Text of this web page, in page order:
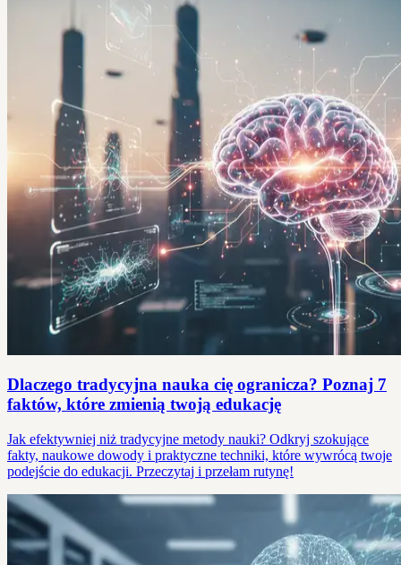
Dlaczego tradycyjna nauka cię ogranicza? Poznaj 7
faktów, które zmienią twoją edukację
Jak efektywniej niż tradycyjne metody nauki? Odkryj szokujące
fakty, naukowe dowody i praktyczne techniki, które wywrócą twoje
podejście do edukacji. Przeczytaj i przełam rutynę!